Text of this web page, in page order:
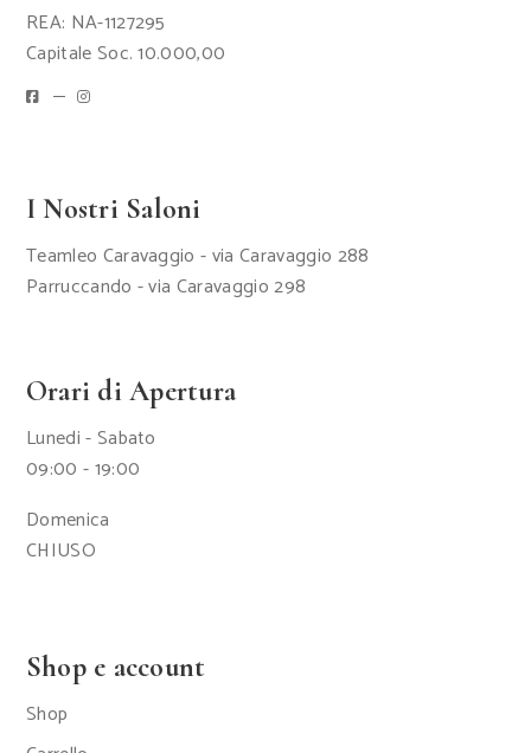
REA: NA-1127295
Capitale Soc. 10.000,00
I Nostri Saloni
Teamleo Caravaggio - via Caravaggio 288
Parruccando - via Caravaggio 298
Orari di Apertura
Lunedi - Sabato
09:00 - 19:00
Domenica
CHIUSO
Shop e account
Shop